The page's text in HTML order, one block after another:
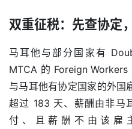
南
马
耳
他
移
民
双重征税：先查协定
马耳他与部分国家有
MTCA 的 Foreign Workers
与马耳他有协定国家的外国
超过 183 天、薪酬由非马
付、且薪酬不由该雇